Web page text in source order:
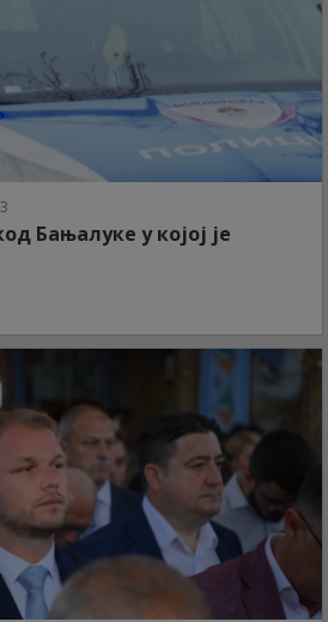
Бањалуке у којој је